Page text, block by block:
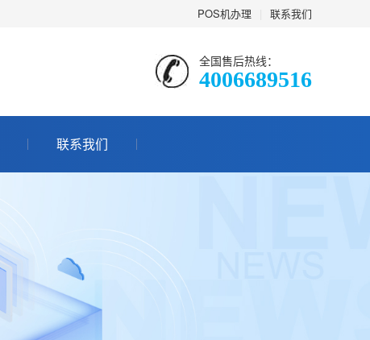
POS机办理 联系我们
全国售后热线：
4006689516
联系我们